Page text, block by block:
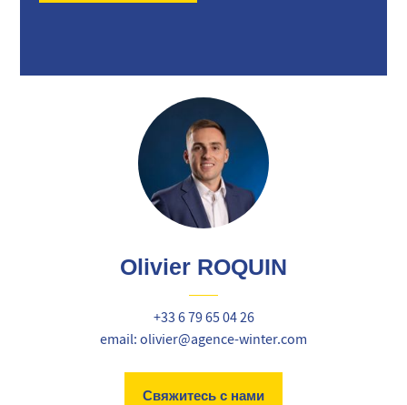
Olivier ROQUIN
+33 6 79 65 04 26
email: olivier@agence-winter.com
Свяжитесь с нами